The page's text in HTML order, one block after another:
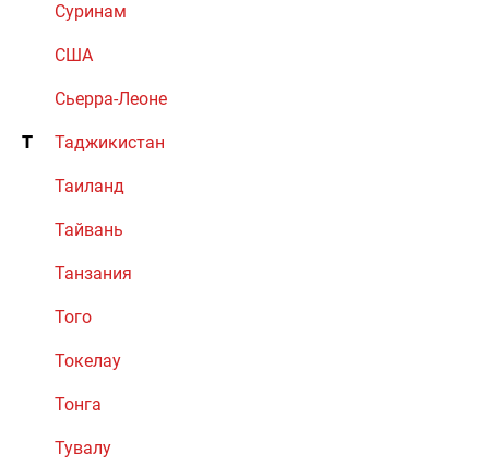
Суринам
США
Сьерра-Леоне
Т Таджикистан
Таиланд
Тайвань
Танзания
Того
Токелау
Тонга
Тувалу